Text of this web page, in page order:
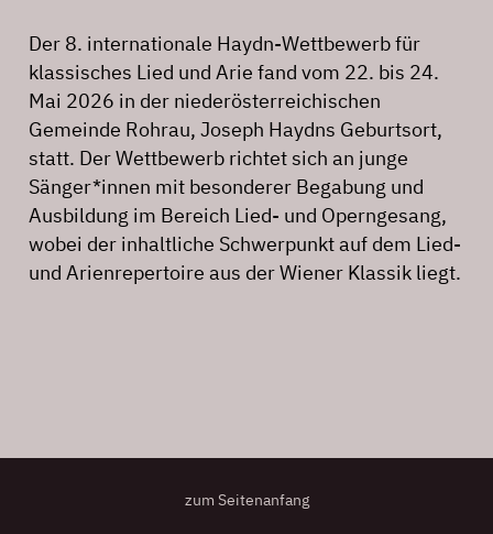
Der 8. internationale Haydn-Wettbewerb für
klassisches Lied und Arie fand vom 22. bis 24.
Mai 2026 in der niederösterreichischen
Gemeinde Rohrau, Joseph Haydns Geburtsort,
statt. Der Wettbewerb richtet sich an junge
Sänger*innen mit besonderer Begabung und
Ausbildung im Bereich Lied- und Operngesang,
wobei der inhaltliche Schwerpunkt auf dem Lied-
und Arienrepertoire aus der Wiener Klassik liegt.
zum Seitenanfang